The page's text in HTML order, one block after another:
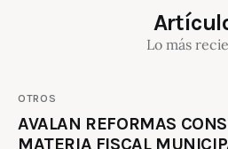
Lo más
OTROS
AVALAN REFORMAS
MATERIA FISCAL